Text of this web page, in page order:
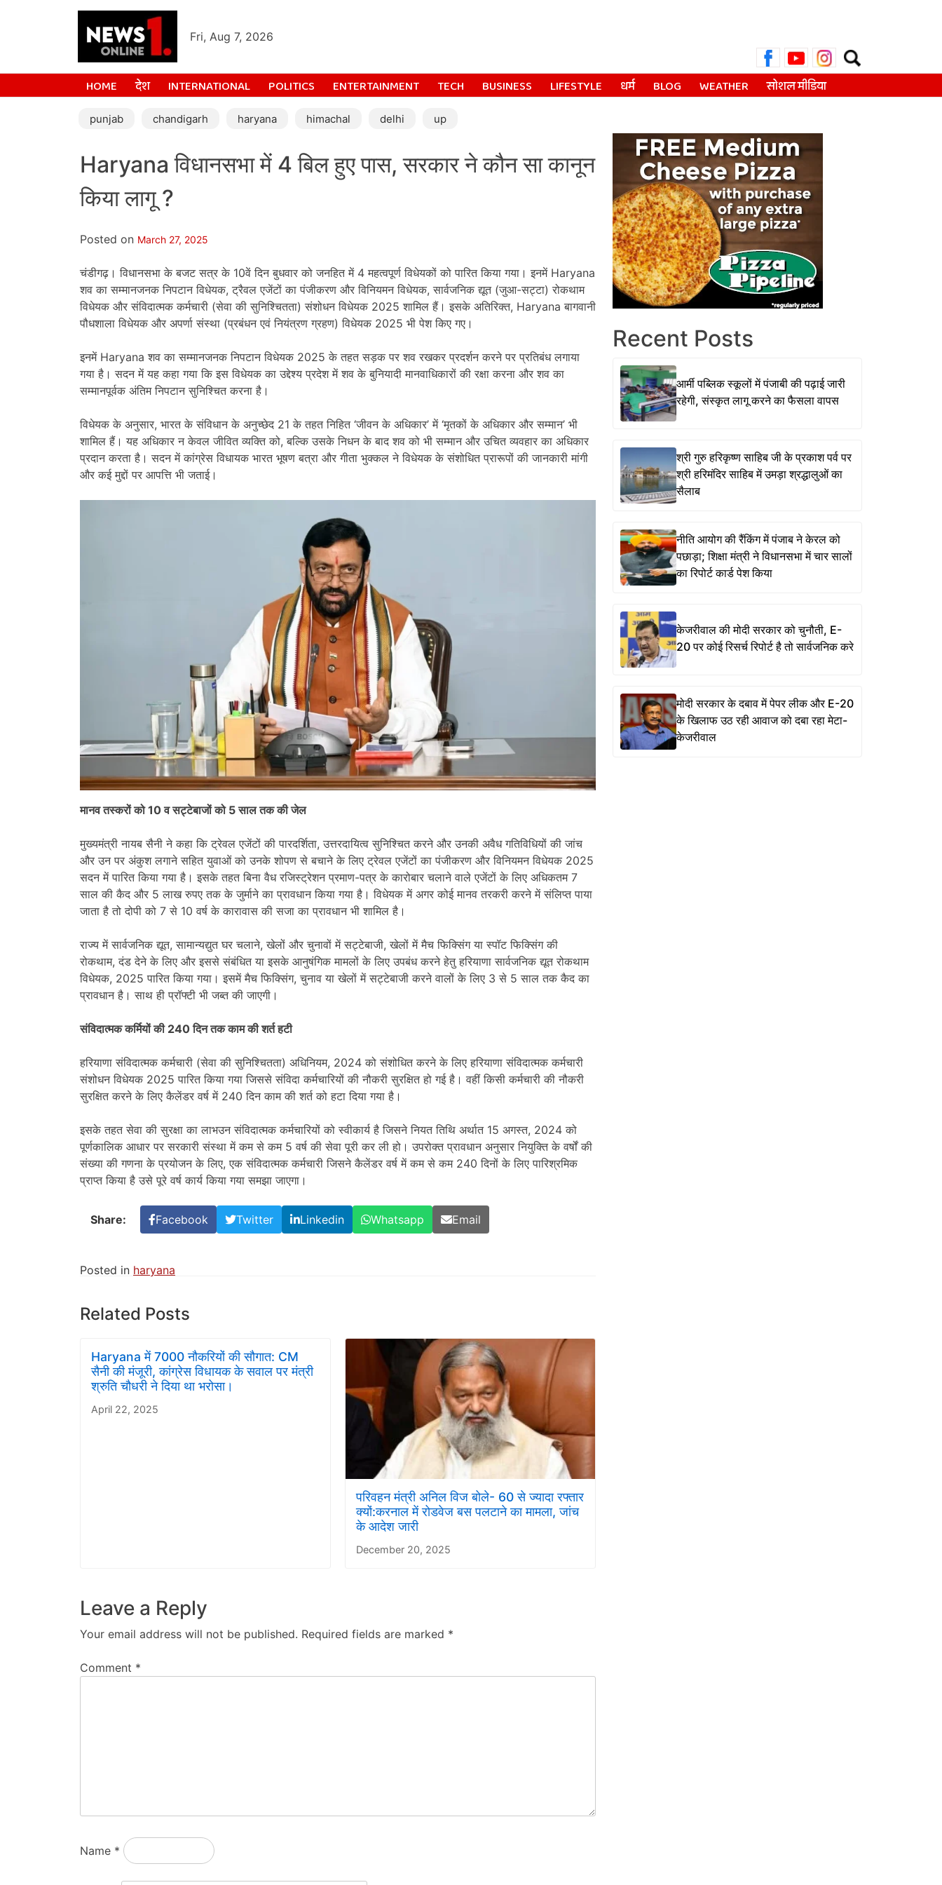
Fri, Aug 7, 2026
Search
for:
HOME देश INTERNATIONAL POLITICS ENTERTAINMENT TECH BUSINESS LIFESTYLE धर्म BLOG WEATHER सोशल मीडिया
punjab chandigarh haryana himachal delhi up
Haryana विधानसभा में 4 बिल हुए पास, सरकार ने कौन सा कानून
किया लागू ?
Posted on March 27, 2025
चंडीगढ़। विधानसभा के बजट सत्र के 10वें दिन बुधवार को जनहित में 4 महत्वपूर्ण विधेयकों को पारित किया गया। इनमें Haryana
शव का सम्मानजनक निपटान विधेयक, ट्रैवल एजेंटों का पंजीकरण और विनियमन विधेयक, सार्वजनिक द्यूत (जुआ-सट्टा) रोकथाम
विधेयक और संविदात्मक कर्मचारी (सेवा की सुनिश्चितता) संशोधन विधेयक 2025 शामिल हैं। इसके अतिरिक्त, Haryana बागवानी
पौधशाला विधेयक और अपर्णा संस्था (प्रबंधन एवं नियंत्रण ग्रहण) विधेयक 2025 भी पेश किए गए।
इनमें Haryana शव का सम्मानजनक निपटान विधेयक 2025 के तहत सड़क पर शव रखकर प्रदर्शन करने पर प्रतिबंध लगाया
गया है। सदन में यह कहा गया कि इस विधेयक का उद्देश्य प्रदेश में शव के बुनियादी मानवाधिकारों की रक्षा करना और शव का
सम्मानपूर्वक अंतिम निपटान सुनिश्चित करना है।
विधेयक के अनुसार, भारत के संविधान के अनुच्छेद 21 के तहत निहित ‘जीवन के अधिकार’ में ‘मृतकों के अधिकार और सम्मान’ भी
शामिल हैं। यह अधिकार न केवल जीवित व्यक्ति को, बल्कि उसके निधन के बाद शव को भी सम्मान और उचित व्यवहार का अधिकार
प्रदान करता है। सदन में कांग्रेस विधायक भारत भूषण बत्रा और गीता भुक्कल ने विधेयक के संशोधित प्रारूपों की जानकारी मांगी
और कई मुद्दों पर आपत्ति भी जताई।
मानव तस्करों को 10 व सट्टेबाजों को 5 साल तक की जेल
मुख्यमंत्री नायब सैनी ने कहा कि ट्रेवल एजेंटों की पारदर्शिता, उत्तरदायित्व सुनिश्चित करने और उनकी अवैध गतिविधियों की जांच
और उन पर अंकुश लगाने सहित युवाओं को उनके शोपण से बचाने के लिए ट्रेवल एजेंटों का पंजीकरण और विनियमन विधेयक 2025
सदन में पारित किया गया है। इसके तहत बिना वैध रजिस्ट्रेशन प्रमाण-पत्र के कारोबार चलाने वाले एजेंटों के लिए अधिकतम 7
साल की कैद और 5 लाख रुपए तक के जुर्माने का प्रावधान किया गया है। विधेयक में अगर कोई मानव तरकरी करने में संलिप्त पाया
जाता है तो दोपी को 7 से 10 वर्ष के कारावास की सजा का प्रावधान भी शामिल है।
राज्य में सार्वजनिक द्यूत, सामान्यद्युत घर चलाने, खेलों और चुनावों में सट्टेबाजी, खेलों में मैच फिक्सिंग या स्पॉट फिक्सिंग की
रोकथाम, दंड देने के लिए और इससे संबंधित या इसके आनुषंगिक मामलों के लिए उपबंध करने हेतु हरियाणा सार्वजनिक द्यूत रोकथाम
विधेयक, 2025 पारित किया गया। इसमें मैच फिक्सिंग, चुनाव या खेलों में सट्टेबाजी करने वालों के लिए 3 से 5 साल तक कैद का
प्रावधान है। साथ ही प्रॉफ्टी भी जब्त की जाएगी।
संविदात्मक कर्मियों की 240 दिन तक काम की शर्त हटी
हरियाणा संविदात्मक कर्मचारी (सेवा की सुनिश्चितता) अधिनियम, 2024 को संशोधित करने के लिए हरियाणा संविदात्मक कर्मचारी
संशोधन विधेयक 2025 पारित किया गया जिससे संविदा कर्मचारियों की नौकरी सुरक्षित हो गई है। वहीं किसी कर्मचारी की नौकरी
सुरक्षित करने के लिए कैलेंडर वर्ष में 240 दिन काम की शर्त को हटा दिया गया है।
इसके तहत सेवा की सुरक्षा का लाभउन संविदात्मक कर्मचारियों को स्वीकार्य है जिसने नियत तिथि अर्थात 15 अगस्त, 2024 को
पूर्णकालिक आधार पर सरकारी संस्था में कम से कम 5 वर्ष की सेवा पूरी कर ली हो। उपरोक्त प्रावधान अनुसार नियुक्ति के वर्षों की
संख्या की गणना के प्रयोजन के लिए, एक संविदात्मक कर्मचारी जिसने कैलेंडर वर्ष में कम से कम 240 दिनों के लिए पारिश्रमिक
प्राप्त किया है उसे पूरे वर्ष कार्य किया गया समझा जाएगा।
Share: Facebook Twitter Linkedin Whatsapp Email
Posted in haryana
Related Posts
Haryana में 7000 नौकरियों की सौगात: CM
सैनी की मंजूरी, कांग्रेस विधायक के सवाल पर मंत्री
श्रुति चौधरी ने दिया था भरोसा।
April 22, 2025
परिवहन मंत्री अनिल विज बोले- 60 से ज्यादा रफ्तार
क्यों:करनाल में रोडवेज बस पलटाने का मामला, जांच
के आदेश जारी
December 20, 2025
Leave a Reply
Your email address will not be published. Required fields are marked *
Comment *
Name *
Recent Posts
आर्मी पब्लिक स्कूलों में पंजाबी की पढ़ाई जारी
रहेगी, संस्कृत लागू करने का फैसला वापस
श्री गुरु हरिकृष्ण साहिब जी के प्रकाश पर्व पर
श्री हरिमंदिर साहिब में उमड़ा श्रद्धालुओं का
सैलाब
नीति आयोग की रैंकिंग में पंजाब ने केरल को
पछाड़ा; शिक्षा मंत्री ने विधानसभा में चार सालों
का रिपोर्ट कार्ड पेश किया
केजरीवाल की मोदी सरकार को चुनौती, E-
20 पर कोई रिसर्च रिपोर्ट है तो सार्वजनिक करे
मोदी सरकार के दबाव में पेपर लीक और E-20
के खिलाफ उठ रही आवाज को दबा रहा मेटा-
केजरीवाल